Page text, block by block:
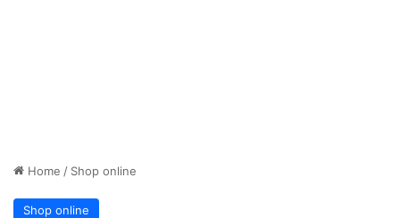
Home / Shop online
Shop online